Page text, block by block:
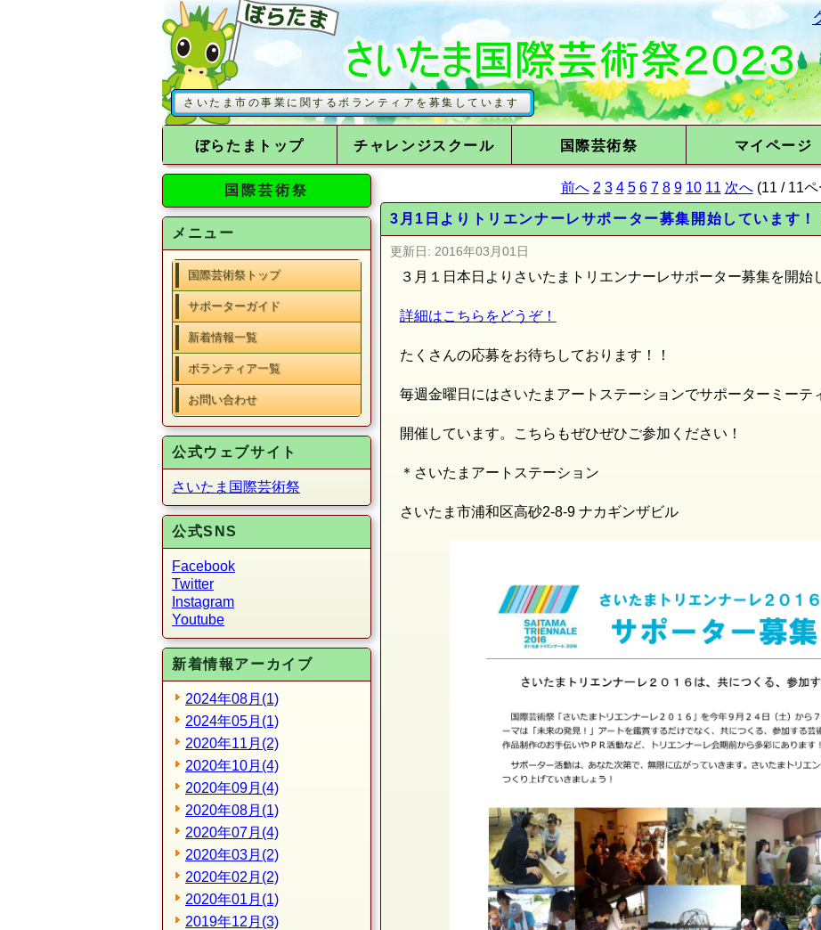
このサイトでは、さいたま市の事業に関するボランティアを募集しています
ぼらたまトップ チャレンジスクール 国際芸術祭 マイページ
国際芸術祭
メニュー
国際芸術祭トップ
サポーターガイド
新着情報一覧
ボランティア一覧
お問い合わせ
公式ウェブサイト
さいたま国際芸術祭
公式SNS
Facebook
Twitter
Instagram
Youtube
新着情報アーカイブ
2024年08月(1)
2024年05月(1)
2020年11月(2)
2020年10月(4)
2020年09月(4)
2020年08月(1)
2020年07月(4)
2020年03月(2)
2020年02月(2)
2020年01月(1)
2019年12月(3)
前へ 2 3 4 5 6 7 8 9 10 11 次へ (11 / 11
3月1日よりトリエンナーレサポーター募集開始しています！
更新日: 2016年03月01日
３月１日本日よりさいたまトリエンナーレサポーター募集を開始
詳細はこちらをどうぞ！
たくさんの応募をお待ちしております！！
毎週金曜日にはさいたまアートステーションでサポーターミーテ
開催しています。こちらもぜひぜひご参加ください！
＊さいたまアートステーション
さいたま市浦和区高砂2-8-9 ナカギンザビル